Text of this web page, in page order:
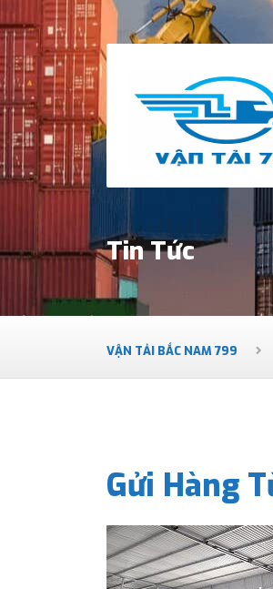
Tin Tức
VẬN TẢI BẮC NAM 799
Gửi Hàng